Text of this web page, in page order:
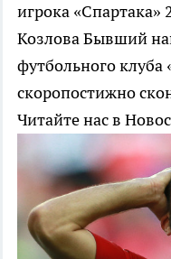
игрока «Спартака»
КозловаБывший
футбольного клуба
скоропостижно
Читайте нас в